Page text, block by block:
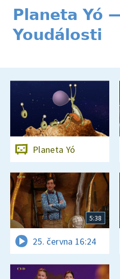
Planeta Yó
Youdálosti
Planeta Yó
5:38
25. června 16:24